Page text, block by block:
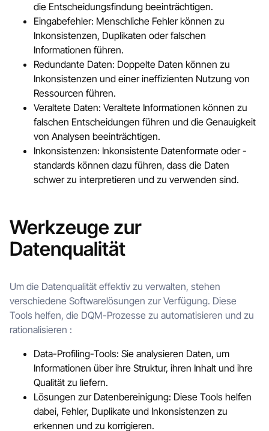
die Entscheidungsfindung beeinträchtigen.
Eingabefehler: Menschliche Fehler können zu
Inkonsistenzen, Duplikaten oder falschen
Informationen führen.
Redundante Daten: Doppelte Daten können zu
Inkonsistenzen und einer ineffizienten Nutzung von
Ressourcen führen.
Veraltete Daten: Veraltete Informationen können zu
falschen Entscheidungen führen und die Genauigkeit
von Analysen beeinträchtigen.
Inkonsistenzen: Inkonsistente Datenformate oder -
standards können dazu führen, dass die Daten
schwer zu interpretieren und zu verwenden sind.
Werkzeuge zur
Datenqualität
Um die Datenqualität effektiv zu verwalten, stehen
verschiedene Softwarelösungen zur Verfügung. Diese
Tools helfen, die DQM-Prozesse zu automatisieren und zu
rationalisieren :
Data-Profiling-Tools: Sie analysieren Daten, um
Informationen über ihre Struktur, ihren Inhalt und ihre
Qualität zu liefern.
Lösungen zur Datenbereinigung: Diese Tools helfen
dabei, Fehler, Duplikate und Inkonsistenzen zu
erkennen und zu korrigieren.